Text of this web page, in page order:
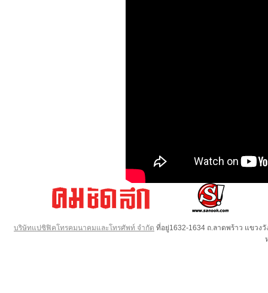
บริษัทแปซิฟิคโทรคมนาคมและโทรศัพท์ จำกัด ที่อยู่1632-1634 ถ.ลาดพร้าว แขวง